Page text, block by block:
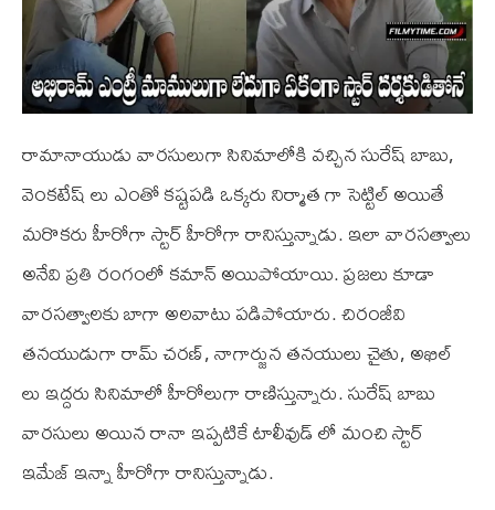
రామానాయుడు వారసులుగా సినిమాలోకి వచ్చిన సురేష్ బాబు,
వెంకటేష్ లు ఎంతో కష్టపడి ఒక్కరు నిర్మాత గా సెట్టిల్ అయితే
మరొకరు హీరోగా స్టార్ హీరోగా రానిస్తున్నాడు. ఇలా వారసత్వాలు
అనేవి ప్రతి రంగంలో కమాన్ అయిపోయాయి. ప్రజలు కూడా
వారసత్వాలకు బాగా అలవాటు పడిపోయారు. చిరంజీవి
తనయుడుగా రామ్ చరణ్, నాగార్జున తనయులు చైతు, అఖిల్
లు ఇద్దరు సినిమాలో హీరోలుగా రాణిస్తున్నారు. సురేష్ బాబు
వారసులు అయిన రానా ఇప్పటికే టాలీవుడ్ లో మంచి స్టార్
ఇమేజ్ ఇన్నా హీరోగా రానిస్తున్నాడు.